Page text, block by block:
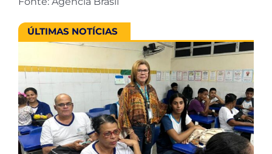
ÚLTIMAS NOTÍCIAS